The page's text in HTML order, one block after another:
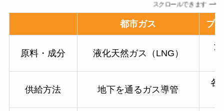
スクロールできます
都市ガス プ
原料・成分 液化天然ガス（LNG）
供給方法 地下を通るガス導管
各